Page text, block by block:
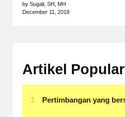
by Sugali, SH, MH
December 11, 2018
Artikel Popular